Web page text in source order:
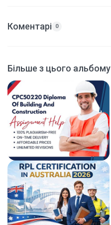
Коментарі 0
Більше з цього альбому